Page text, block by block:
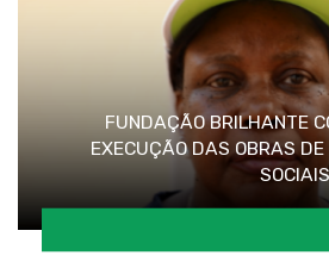
FUNDAÇÃO BRILHANTE
EXECUÇÃO DAS OBRAS